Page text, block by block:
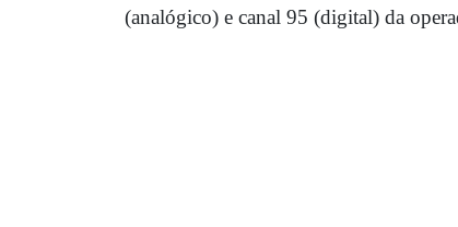
(analógico) e canal 95 (digital) da